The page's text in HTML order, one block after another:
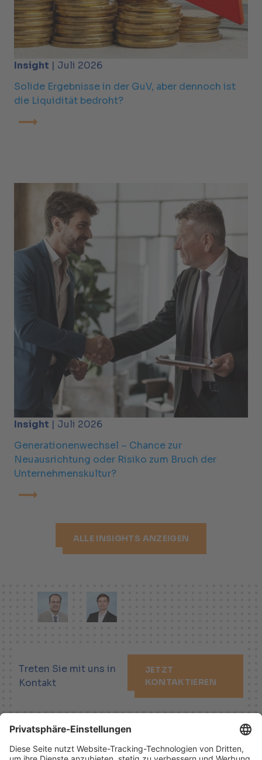
Insight | Juli 2026
Solide Ergebnisse in der GuV, aber dennoch ist
die Liquidität bedroht?
Insight | Juli 2026
Generationenwechsel – Chance zur
Neuausrichtung oder Risiko zum Bruch der
Unternehmenskultur?
ALLE INSIGHTS ANZEIGEN
Treten Sie mit uns in
Kontakt
JETZT
KONTAKTIEREN